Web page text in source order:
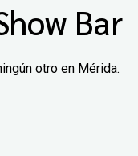
Bar
otro en Mérida.